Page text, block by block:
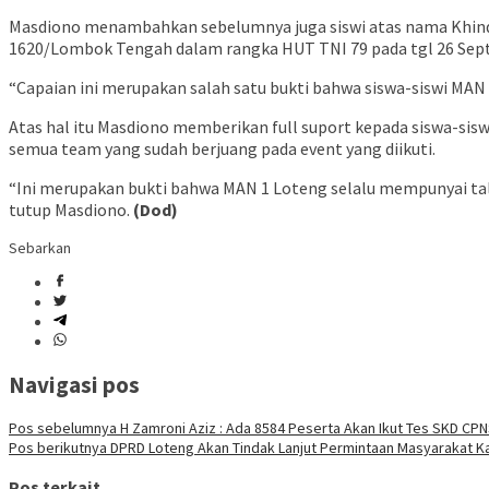
Masdiono menambahkan sebelumnya juga siswi atas nama
1620/Lombok Tengah dalam rangka HUT TNI 79 pada tgl 26
“Capaian ini merupakan salah satu bukti bahwa siswa-siswi
Atas hal itu Masdiono memberikan full suport kepada siswa-
semua team yang sudah berjuang pada event yang diikuti.
“Ini merupakan bukti bahwa MAN 1 Loteng selalu mempunyai
tutup Masdiono. (Dod)
Sebarkan
Navigasi pos
Pos sebelumnya H Zamroni Aziz : Ada 8584 Peserta Akan Ikut Tes SKD
Pos berikutnya DPRD Loteng Akan Tindak Lanjut Permintaan Masyarakat